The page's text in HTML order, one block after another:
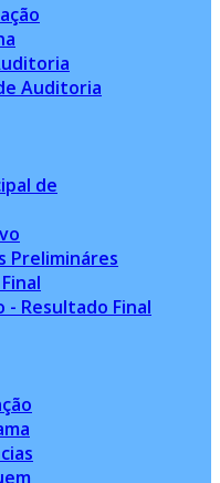
Auditoria
de
Prelimináres
- Resultado Final